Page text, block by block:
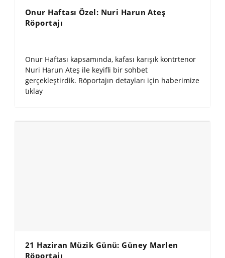
Onur Haftası Özel: Nuri Harun Ateş
Röportajı
Onur Haftası kapsamında, kafası karışık kontrtenor
Nuri Harun Ateş ile keyifli bir sohbet
gerçekleştirdik. Röportajın detayları için haberimize
tıklay
21 Haziran Müzik Günü: Güney Marlen
Röportajı